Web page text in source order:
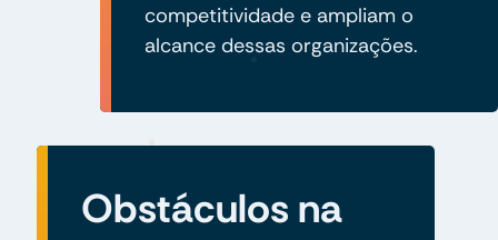
competitividade e ampliam o
alcance dessas organizações.
Obstáculos na